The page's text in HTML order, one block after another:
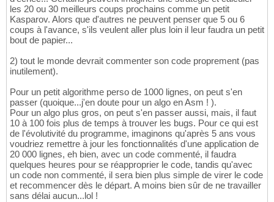
les 20 ou 30 meilleurs coups prochains comme un petit
Kasparov. Alors que d'autres ne peuvent penser que 5 ou 6
coups à l'avance, s'ils veulent aller plus loin il leur faudra un petit
bout de papier...
2) tout le monde devrait commenter son code proprement (pas
inutilement).
Pour un petit algorithme perso de 1000 lignes, on peut s'en
passer (quoique...j'en doute pour un algo en Asm ! ).
Pour un algo plus gros, on peut s'en passer aussi, mais, il faut
10 à 100 fois plus de temps à trouver les bugs. Pour ce qui est
de l'évolutivité du programme, imaginons qu'après 5 ans vous
voudriez remettre à jour les fonctionnalités d'une application de
20 000 lignes, eh bien, avec un code commenté, il faudra
quelques heures pour se réapproprier le code, tandis qu'avec
un code non commenté, il sera bien plus simple de virer le code
et recommencer dès le départ. A moins bien sûr de ne travailler
sans délai aucun...lol !